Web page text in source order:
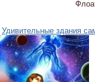
Удивительные здания